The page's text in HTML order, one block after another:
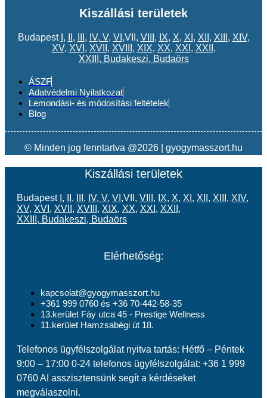
Kiszállási területek
Budapest , , , IV, V, VI ,VII, VIII , IX, X, XI , XII , XIII , XIV,
XV, XVI , XVII , XVIII , XIX, XX, XXI , XXII ,
XXIII , Budakeszi, Budaörs
ÁSZF
Adatvédelmi Nyilatkozat
Lemondási- és módosítási feltételek
Blog
© Minden jog fenntartva @2026 | gyogymasszort.hu
Kiszállási területek
Budapest , , , IV, V, VI ,VII, VIII , IX, X, XI , XII , XIII , XIV,
XV, XVI , XVII , XVIII , XIX, XX, XXI , XXII ,
XXIII , Budakeszi, Budaörs
Elérhetőség:
kapcsolat@gyogymasszort.hu
+361 999 0760 és +36 70-442-58-35
13.kerület Fáy utca 45 - Prestige Wellness
11.kerület Hamzsabégi út 18.
Telefonos ügyfélszolgálat nyitva tartás: Hétfő – Péntek
9:00 – 17:00 0-24 telefonos ügyfélszolgálat: +36 1 999
0760 AI asszisztensünk segít a kérdéseket
megválaszolni.